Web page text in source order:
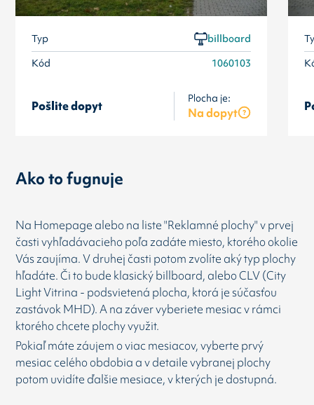
Typ
billboard
Kód
1060103
Pošlite dopyt
Plocha je:
Na dopyt
Ako to fugnuje
Na Homepage alebo na liste "Reklamné plochy" v prvej
časti vyhľadávacieho poľa zadáte miesto, ktorého okolie
Vás zaujíma. V druhej časti potom zvolíte aký typ plochy
hľadáte. Či to bude klasický billboard, alebo CLV (City
Light Vitrina - podsvietená plocha, ktorá je súčasťou
zastávok MHD). A na záver vyberiete mesiac v rámci
ktorého chcete plochy využit.
Pokiaľ máte záujem o viac mesiacov, vyberte prvý
mesiac celého obdobia a v detaile vybranej plochy
potom uvidíte ďalšie mesiace, v kterých je dostupná.